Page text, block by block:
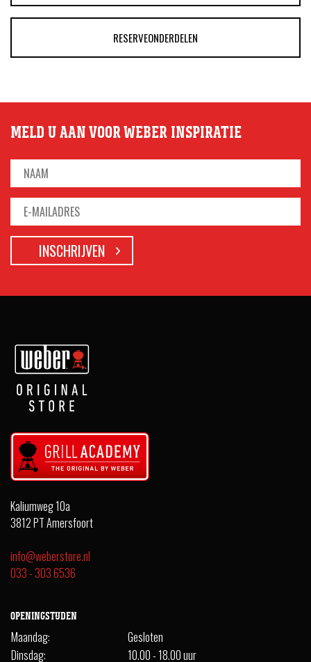
RESERVEONDERDELEN
MELD U AAN VOOR WEBER INSPIRATIE
Kaliumweg 10a
3812 PT Amersfoort
info@weberstore.nl
033 - 303 6536
OPENINGSTIJDEN
Maandag:
Gesloten
Dinsdag:
10.00 - 18.00 uur